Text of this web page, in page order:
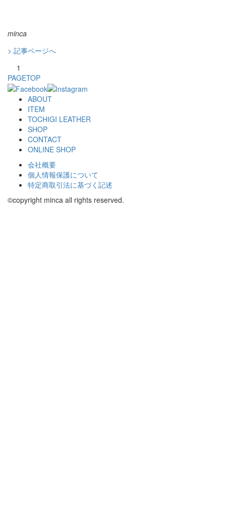
minca
> 記事ページへ
1
PAGETOP
ABOUT
ITEM
TOCHIGI LEATHER
SHOP
CONTACT
ONLINE SHOP
会社概要
個人情報保護について
特定商取引法に基づく記述
©copyright minca all rights reserved.